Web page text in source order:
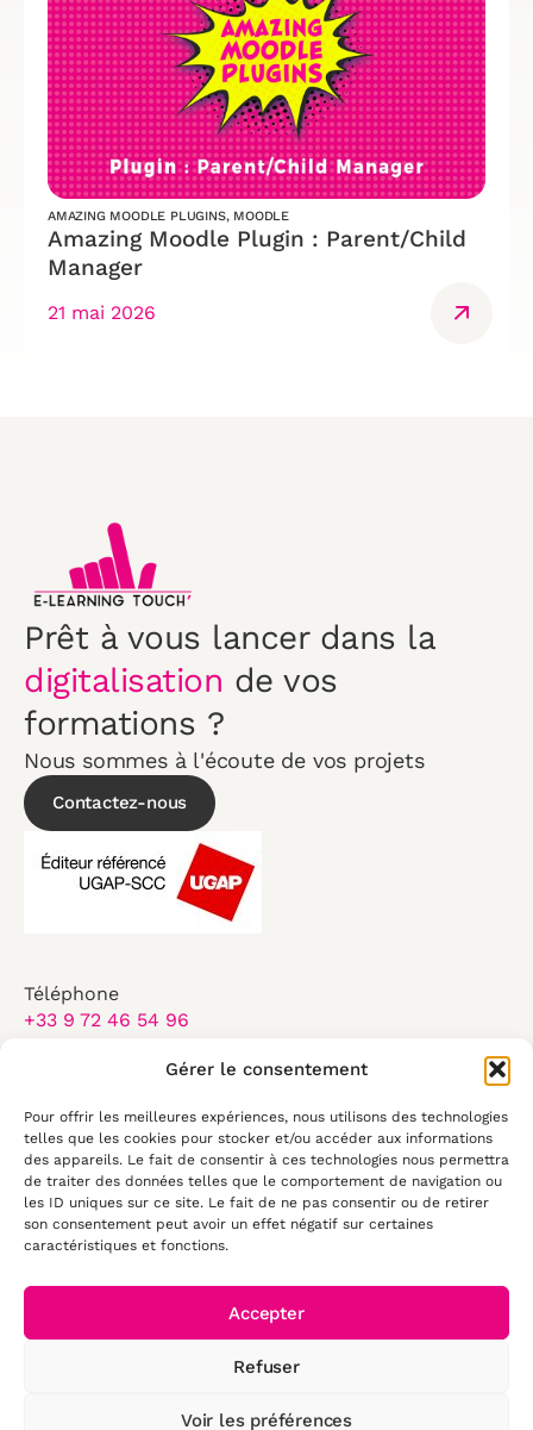
Gérer le consentement
Pour offrir les meilleures expériences, nous utilisons des technologies
telles que les cookies pour stocker et/ou accéder aux informations
des appareils. Le fait de consentir à ces technologies nous permettra
de traiter des données telles que le comportement de navigation ou
les ID uniques sur ce site. Le fait de ne pas consentir ou de retirer
son consentement peut avoir un effet négatif sur certaines
caractéristiques et fonctions.
Accepter
Refuser
Voir les préférences
AMAZING MOODLE PLUGINS, MOODLE
Amazing Moodle Plugin : Parent/Child
Manager
21 mai 2026
Prêt à vous lancer dans la
digitalisation de vos
formations ?
Nous sommes à l'écoute de vos projets
Contactez-nous
Téléphone
+33 9 72 46 54 96
Du lundi au vendredi :
8:30-17:30
50 rue Antoine de Saint Exupéry
29490, Guipavas